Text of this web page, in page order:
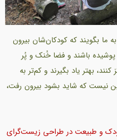
ما بگویند كه کودکان‌شان بیرون
پوشیده باشند و فضا خُنك و پُر
بهتر یاد بگیرند و كم‌تر به
نیست كه شاید بشود بیرون رفت،
و طبیعت در طراحی زیست‌گرای